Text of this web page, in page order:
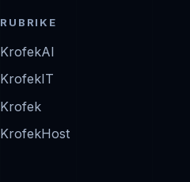
RUBRIKE
KrofekAI
KrofekIT
Krofek
KrofekHost